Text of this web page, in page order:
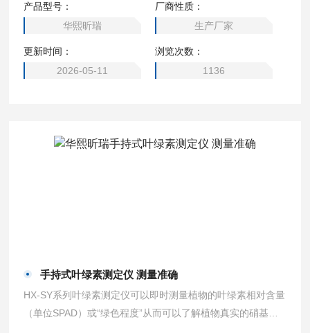
氮肥。 手持式叶绿素测定仪 配置齐全
产品型号：
华熙昕瑞
厂商性质：
生产厂家
更新时间：
2026-05-11
浏览次数：
1136
手持式叶绿素测定仪 测量准确
HX-SY系列叶绿素测定仪可以即时测量植物的叶绿素相对含量
（单位SPAD）或“绿色程度”从而可以了解植物真实的硝基需